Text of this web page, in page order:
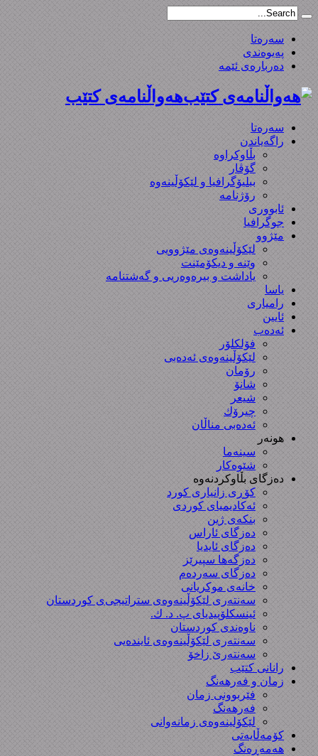
سەرەتا
پەیوەندی
دەربارەی ئێمە
هەواڵنامەی کتێب
سەرەتا
راگەیاندن
بڵاوکراوە
گۆڤار
ببلیۆگرافیا و لێکۆڵینەوە
رۆژنامە
ئابووری
جوگرافیا
مێژوو
لێکۆڵینەوەی مێژوویی
وێنە و دیکۆمێنت
یاداشت و بیره‌وه‌ریی و گەشتنامە
یاسا
رامیاری
ئایین
ئەدەب
فۆلکلۆر
لێکۆڵینەوەی ئەدەبی
رۆمان
شانۆ
شیعر
چیرۆك
ئەدەبی مناڵان
هونەر
سینەما
شێوەکار
دەزگای بڵاوکردنەوە
کۆڕی زانیاری کورد
ئەکادیمیای کوردی
بنکەی ژین
دەزگای ئاراس
دەزگای ئایدیا
دەزگەها سپیرێز
دەزگای سەردەم
خانەی موکریانی
سەنتەری لێكۆڵینەوەی ستراتیجی‌ی كوردستان
ئینسکلۆپیدیای پ. د. ك.
ناوەندی کوردستان
سەنتەری لێکۆڵینەوەى ئایندەیی
سەنتەرێ زاخۆ
رانانی کتێب
زمان و فەرهەنگ
فێربوونی زمان
فەرهەنگ
لێکۆلینەوەی زمانەوانی
کۆمەڵایەتی
هەمەڕەنگ